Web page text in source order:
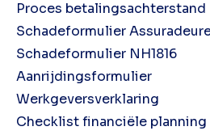
Proces
Schadeformulier
Schadeformulier NH1816
Aanrijdingsformulier
Werkgeversverklaring
Checklist financiële planning